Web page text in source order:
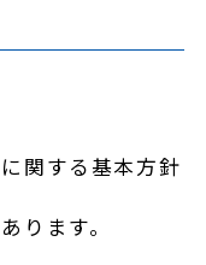
関する基本方針
ります。